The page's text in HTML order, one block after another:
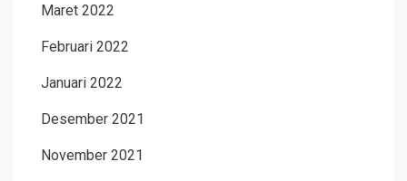
Maret 2022
Februari 2022
Januari 2022
Desember 2021
November 2021